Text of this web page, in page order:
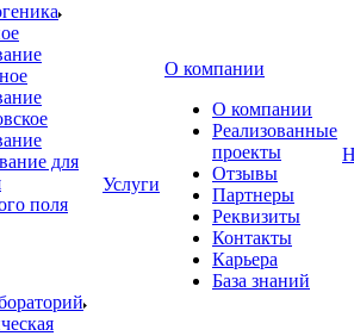
для
поля
Услуги
О компании
О компании
Реализованные
проекты
Отзывы
Партнеры
Реквизиты
Контакты
Карьера
База знаний